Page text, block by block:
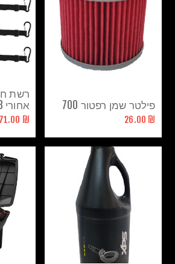
פילטר שמן רפטור 700
₪ 26.00
רשת
אחורי HD8
₪ 571.00